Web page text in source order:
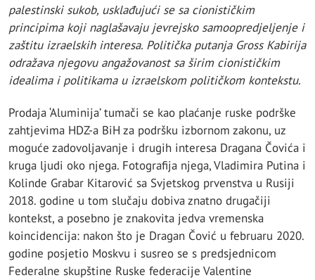
palestinski sukob, usklađujući se sa cionističkim
principima koji naglašavaju jevrejsko samoopredjeljenje i
zaštitu izraelskih interesa. Politička putanja Gross Kabirija
odražava njegovu angažovanost sa širim cionističkim
idealima i politikama u izraelskom političkom kontekstu.
Prodaja ‘Aluminija’ tumači se kao plaćanje ruske podrške
zahtjevima HDZ-a BiH za podršku izbornom zakonu, uz
moguće zadovoljavanje i drugih interesa Dragana Čovića i
kruga ljudi oko njega. Fotografija njega, Vladimira Putina i
Kolinde Grabar Kitarović sa Svjetskog prvenstva u Rusiji
2018. godine u tom slučaju dobiva znatno drugačiji
kontekst, a posebno je znakovita jedva vremenska
koincidencija: nakon što je Dragan Čović u februaru 2020.
godine posjetio Moskvu i susreo se s predsjednicom
Federalne skupštine Ruske federacije Valentine